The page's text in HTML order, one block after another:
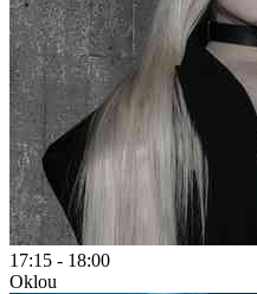
17:15 - 18:00
Oklou